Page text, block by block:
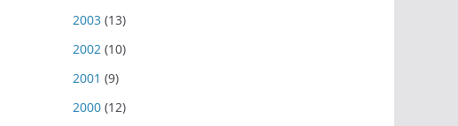
2003 (13)
2002 (10)
2001 (9)
2000 (12)